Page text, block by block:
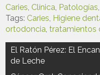
Caries, Clínica, Patologías,
Tags: Caries, Higiene
ortodoncia,tratamientos
Navegación
de
El Ratón Pérez: El
de Leche